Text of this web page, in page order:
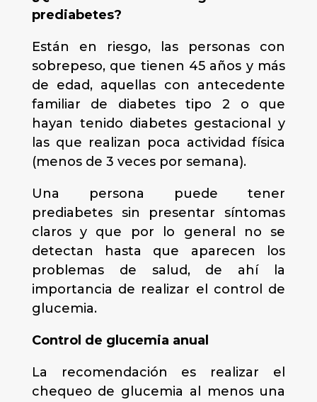
prediabetes?
Están en riesgo, las personas con
sobrepeso, que tienen 45 años y más
de edad, aquellas con antecedente
familiar de diabetes tipo 2 o que
hayan tenido diabetes gestacional y
las que realizan poca actividad física
(menos de 3 veces por semana).
Una persona puede tener
prediabetes sin presentar síntomas
claros y que por lo general no se
detectan hasta que aparecen los
problemas de salud, de ahí la
importancia de realizar el control de
glucemia.
Control de glucemia anual
La recomendación es realizar el
chequeo de glucemia al menos una